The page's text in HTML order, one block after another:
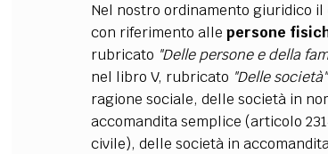
Nel nostro ordinamento giuridico il
con riferimento alle persone
rubricato "Delle persone e della
nel libro V, rubricato "Delle società"
ragione sociale, delle società in
accomandita semplice (articolo
civile), delle società in